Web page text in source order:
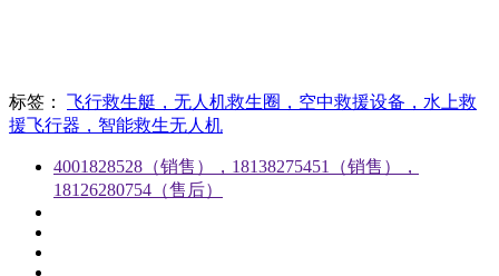
标签：
飞行救生艇，无人机救生圈，空中救援设备，水上救
援飞行器，智能救生无人机
4001828528（销售），18138275451（销售），
18126280754（售后）